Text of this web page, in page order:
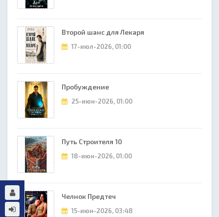
Второй шанс для Лекаря
17-июл-2026, 01:00
Пробуждение
25-июн-2026, 01:00
Путь Строителя 10
18-июн-2026, 01:00
Челнок Предтеч
15-июн-2026, 03:48